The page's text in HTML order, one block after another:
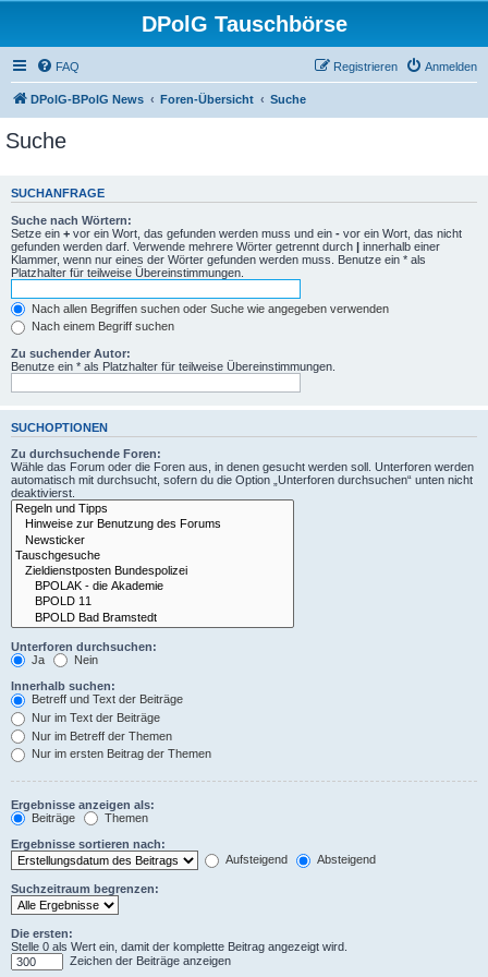
DPolG Tauschbörse
FAQ Anmelden
Registrieren
DPolG-BPolG News Foren-Übersicht Suche
Suche
SUCHANFRAGE
Suche nach Wörtern:
Setze ein + vor ein Wort, das gefunden werden muss und ein - vor ein Wort, das nicht
gefunden werden darf. Verwende mehrere Wörter getrennt durch | innerhalb einer
Klammer, wenn nur eines der Wörter gefunden werden muss. Benutze ein * als
Platzhalter für teilweise Übereinstimmungen.
Nach allen Begriffen suchen oder Suche wie angegeben verwenden
Nach einem Begriff suchen
Zu suchender Autor:
Benutze ein * als Platzhalter für teilweise Übereinstimmungen.
SUCHOPTIONEN
Zu durchsuchende Foren:
Wähle das Forum oder die Foren aus, in denen gesucht werden soll. Unterforen werden
automatisch mit durchsucht, sofern du die Option „Unterforen durchsuchen“ unten nicht
deaktivierst.
Unterforen durchsuchen:
Ja
Nein
Innerhalb suchen:
Betreff und Text der Beiträge
Nur im Text der Beiträge
Nur im Betreff der Themen
Nur im ersten Beitrag der Themen
Ergebnisse anzeigen als:
Beiträge
Themen
Ergebnisse sortieren nach:
Aufsteigend
Absteigend
Suchzeitraum begrenzen:
Die ersten:
Stelle 0 als Wert ein, damit der komplette Beitrag angezeigt wird.
Zeichen der Beiträge anzeigen